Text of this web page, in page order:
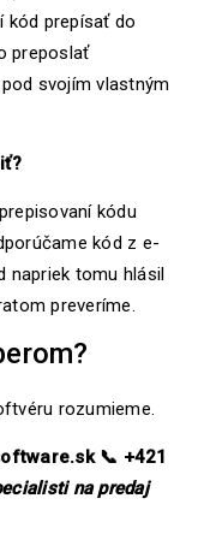
kód prepísať do
preposlať
svojím vlastným
kódu
kód z e-
napriek tomu hlásil
preveríme.
rozumieme.
📞 +421
na predaj